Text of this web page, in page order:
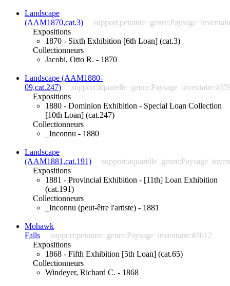
Landscape
(AAM1870,cat.3)
support:peinture genre:Paysage
Expositions
1870 - Sixth Exhibition [6th Loan] (cat.3)
Collectionneurs
Jacobi, Otto R. - 1870
Landscape (AAM1880-
09,cat.247)
support:aquarelle genre:Paysage
Expositions
1880 - Dominion Exhibition - Special Loan Collection
[10th Loan] (cat.247)
Collectionneurs
_Inconnu - 1880
Landscape
(AAM1881,cat.191)
support:aquarelle genre:Paysage
Expositions
1881 - Provincial Exhibition - [11th] Loan Exhibition
(cat.191)
Collectionneurs
_Inconnu (peut-être l'artiste) - 1881
Mohawk
Falls
support:peinture genre:Paysage inventaire:#3012
Expositions
1868 - Fifth Exhibition [5th Loan] (cat.65)
Collectionneurs
Windeyer, Richard C. - 1868